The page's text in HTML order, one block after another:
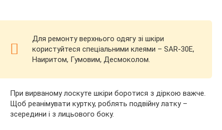
Для ремонту верхнього одягу зі шкіри
користуйтеся спеціальними клеями – SAR-30Е,
Наиритом, Гумовим, Десмоколом.
При вирваному лоскуте шкіри боротися з діркою важче.
Щоб реанімувати куртку, роблять подвійну латку –
зсередини і з лицьового боку.